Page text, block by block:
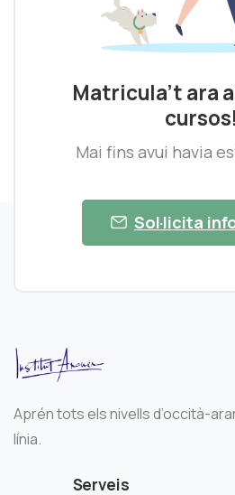
Matricula’t ara
cursos!
Mai fins avui havia
Sol·licita
Aprén tots els nivells d’occità-
línia.
Serveis